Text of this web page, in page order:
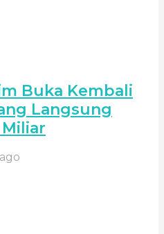
Buka Kembali
Langsung